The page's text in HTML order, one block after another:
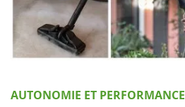
AUTONOMIE ET PERFORMANCE